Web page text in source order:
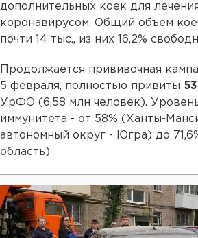
дополнительных коек для
коронавирусом. Общий объем
почти 14 тыс., из них 16,2%
Продолжается прививочная
5 февраля, полностью привиты
УрФО (6,58 млн человек).
иммунитета - от 58% (Ханты-
автономный округ - Югра) до
область)